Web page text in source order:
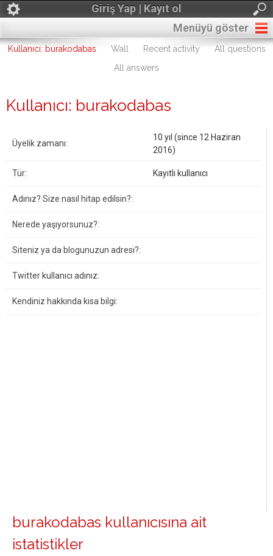
Giriş Yap | Kayıt ol
Menüyü göster
Kullanıcı: burakodabas Wall Recent activity
All questions
All answers
Kullanıcı: burakodabas
Üyelik zamanı:
10 yıl (since 12 Haziran
2016)
Tür: Kayıtlı kullanıcı
Adınız? Size nasıl hitap edilsin?:
Nerede yaşıyorsunuz?:
Siteniz ya da blogunuzun adresi?:
Twitter kullanıcı adınız:
Kendiniz hakkında kısa bilgi:
burakodabas kullanıcısına ait
istatistikler